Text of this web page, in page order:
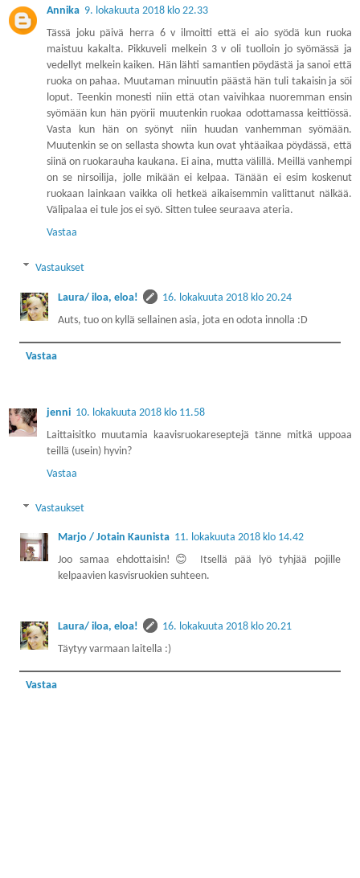
Annika 9. lokakuuta 2018 klo 22.33
Tässä joku päivä herra 6 v ilmoitti että ei aio syödä kun ruoka
maistuu kakalta. Pikkuveli melkein 3 v oli tuolloin jo syömässä ja
vedellyt melkein kaiken. Hän lähti samantien pöydästä ja sanoi että
ruoka on pahaa. Muutaman minuutin päästä hän tuli takaisin ja söi
loput. Teenkin monesti niin että otan vaivihkaa nuoremman ensin
syömään kun hän pyörii muutenkin ruokaa odottamassa keittiössä.
Vasta kun hän on syönyt niin huudan vanhemman syömään.
Muutenkin se on sellasta showta kun ovat yhtäaikaa pöydässä, että
siinä on ruokarauha kaukana. Ei aina, mutta välillä. Meillä vanhempi
on se nirsoilija, jolle mikään ei kelpaa. Tänään ei esim koskenut
ruokaan lainkaan vaikka oli hetkeä aikaisemmin valittanut nälkää.
Välipalaa ei tule jos ei syö. Sitten tulee seuraava ateria.
Vastaa
Vastaukset
Laura/ iloa, eloa!
16. lokakuuta 2018 klo 20.24
Auts, tuo on kyllä sellainen asia, jota en odota innolla :D
Vastaa
jenni 10. lokakuuta 2018 klo 11.58
Laittaisitko muutamia kaavisruokareseptejä tänne mitkä uppoaa
teillä (usein) hyvin?
Vastaa
Vastaukset
Marjo / Jotain Kaunista 11. lokakuuta 2018 klo 14.42
Joo samaa ehdottaisin!😊 Itsellä pää lyö tyhjää pojille
kelpaavien kasvisruokien suhteen.
Laura/ iloa, eloa!
16. lokakuuta 2018 klo 20.21
Täytyy varmaan laitella :)
Vastaa